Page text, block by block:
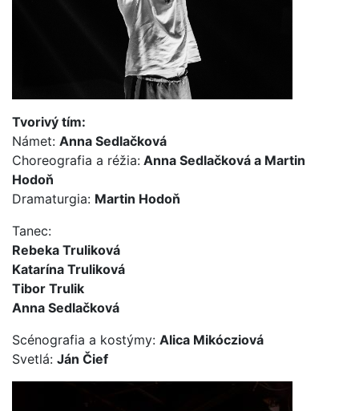
Tvorivý tím:
Námet: Anna Sedlačková
Choreografia a réžia: Anna Sedlačková a Martin
Hodoň
Dramaturgia: Martin Hodoň
Tanec:
Rebeka Truliková
Katarína Truliková
Tibor Trulik
Anna Sedlačková
Scénografia a kostýmy: Alica Mikócziová
Svetlá: Ján Čief